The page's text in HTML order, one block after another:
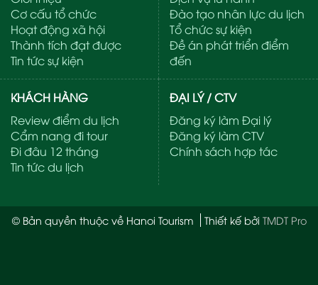
Cơ cấu tổ chức
Hoạt động xã hội
Thành tích đạt được
Tin tức sự kiện
Đào tạo nhân lực du lịch
Tổ chức sự kiện
Đề án phát triển điểm
đến
KHÁCH HÀNG
Review điểm du lịch
Cẩm nang đi tour
Đi đâu 12 tháng
Tin tức du lịch
ĐẠI LÝ / CTV
Đăng ký làm Đại lý
Đăng ký làm CTV
Chính sách hợp tác
© Bản quyền thuộc về Hanoi Tourism Thiết kế bởi TMDT Pro